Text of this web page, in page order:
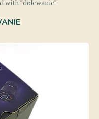
with "dolewanie"